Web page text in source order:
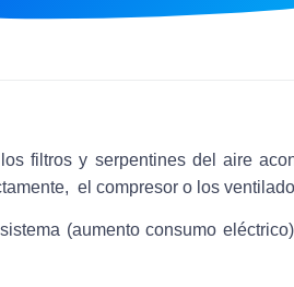
filtros y serpentines del aire
el compresor o los
(aumento consumo